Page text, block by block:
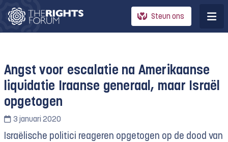
Steun ons
Angst voor escalatie na Amerikaanse
liquidatie Iraanse generaal, maar Israël
opgetogen
3 januari 2020
Israëlische politici reageren opgetogen op de dood van